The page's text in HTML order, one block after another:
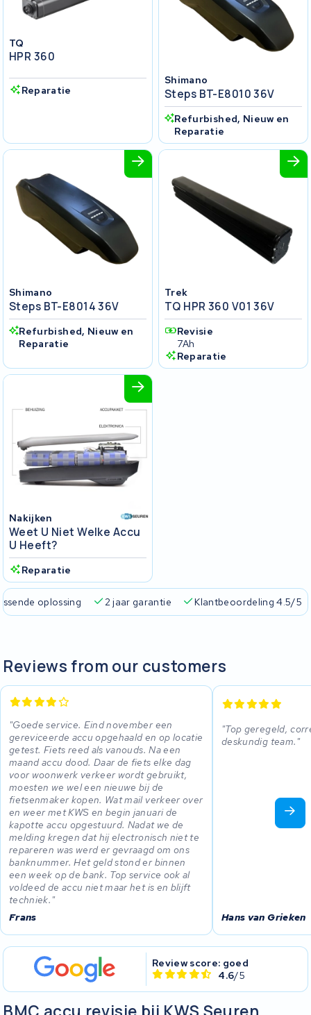
TQ
HPR 360
Reparatie
Shimano
Steps BT-E8010 36V
Refurbished, Nieuw en
Reparatie
Shimano
Steps BT-E8014 36V
Refurbished, Nieuw en
Reparatie
Trek
TQ HPR 360 V01 36V
Revisie
7Ah
Reparatie
Nakijken
Weet U Niet Welke Accu
U Heeft?
Reparatie
oplossing 2 jaar garantie Klantbeoordeling 4.5/5
Reviews from our customers
Goede service. Eind november een
gereviceerde accu opgehaald en op locatie
getest. Fiets reed als vanouds. Na een
maand accu dood. Daar de fiets elke dag
voor woonwerk verkeer wordt gebruikt,
moesten we wel een nieuwe bij de
fietsenmaker kopen. Wat mail verkeer over
en weer met KWS en begin januari de
kapotte accu opgestuurd. Nadat we de
melding kregen dat hij electronisch niet te
repareren was werd er gevraagd om ons
banknummer. Het geld stond er binnen
een week op de bank. Top service ook al
voldeed de accu niet maar het is en blijft
techniek.
Frans
Top geregeld,
deskundig team.
Hans van Grieken
Review score: goed
4.6/5